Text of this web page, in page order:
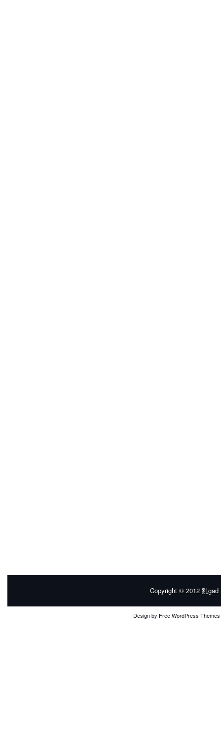
Copyright © 2012 亂gad
Design by Free WordPress Themes